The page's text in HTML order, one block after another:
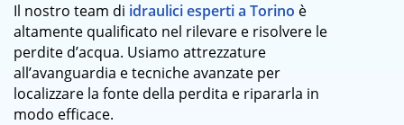
Il nostro team di idraulici esperti a Torino è
altamente qualificato nel rilevare e risolvere le
perdite d’acqua. Usiamo attrezzature
all’avanguardia e tecniche avanzate per
localizzare la fonte della perdita e ripararla in
modo efficace.